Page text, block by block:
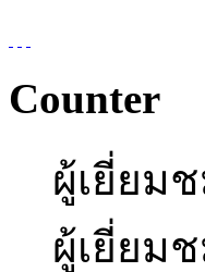
Counter
ผู้เยี่ยม
ผู้เยี่ยม